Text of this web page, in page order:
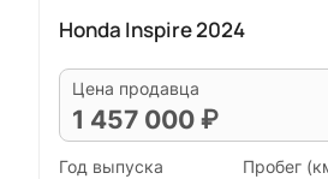
Honda Inspire 2024
Цена продавца
1 457 000 ₽
Год выпуска Пробег